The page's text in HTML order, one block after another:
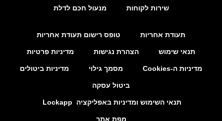
שירות לקוחות מנעול חכם לדלת
תעודת אחריות טופס רישום תעודת אחריות
תנאי שימוש הצהרת נגישות מדיניות פרטיות
מדיניות ה-Cookies מסמך גילוי מדיניות ביטולים
ביטול עסקה
תנאי השימוש ומדיניות באפליקציה Lockapp
מפת אתר